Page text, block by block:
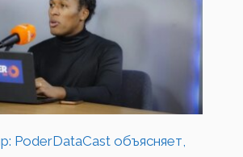
PoderDataCast объясняет,